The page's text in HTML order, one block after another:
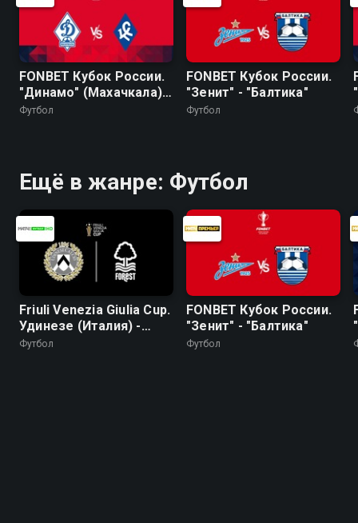
FONBET Кубок России.
"Динамо" (Махачкала) -
"Крылья Советов"
Футбол
FONBET Кубок России.
"Зенит" - "Балтика"
Футбол
Ещё в жанре: Футбол
Friuli Venezia Giulia Cup.
Удинезе (Италия) -
Ноттингем Форест
Футбол
FONBET Кубок России.
"Зенит" - "Балтика"
Футбол